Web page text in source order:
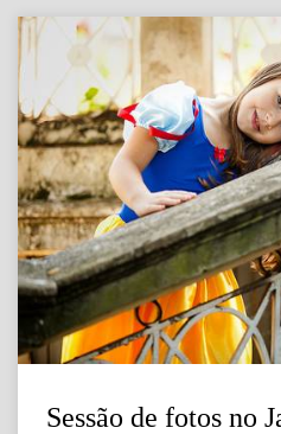
Sessão de fotos no